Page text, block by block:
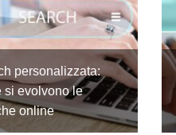
personalizzata:
si evolvono le
online